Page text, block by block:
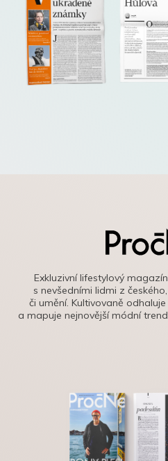
Exkluzivní lifestylový
s nevšedními lidmi z
či umění. Kultivovaně
a mapuje nejnovější módní